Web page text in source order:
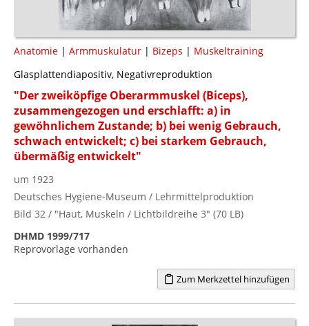
Anatomie | Armmuskulatur | Bizeps | Muskeltraining
Glasplattendiapositiv, Negativreproduktion
"Der zweiköpfige Oberarmmuskel (Biceps),
zusammengezogen und erschlafft: a) in
gewöhnlichem Zustande; b) bei wenig Gebrauch,
schwach entwickelt; c) bei starkem Gebrauch,
übermäßig entwickelt"
um 1923
Deutsches Hygiene-Museum / Lehrmittelproduktion
Bild 32 / "Haut, Muskeln / Lichtbildreihe 3" (70 LB)
DHMD 1999/717
Reprovorlage vorhanden
Zum Merkzettel hinzufügen